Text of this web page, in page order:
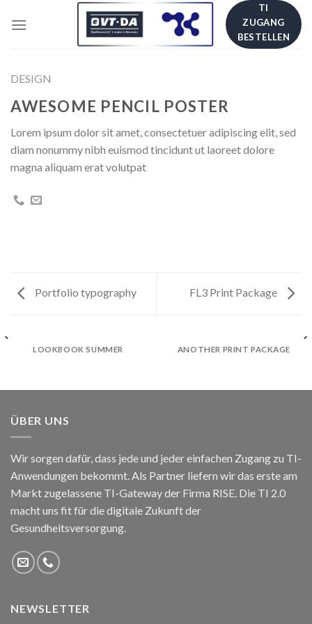
TI
ZUGANG
BESTELLEN
DESIGN
AWESOME PENCIL POSTER
Lorem ipsum dolor sit amet, consectetuer adipiscing elit, sed
diam nonummy nibh euismod tincidunt ut laoreet dolore
magna aliquam erat volutpat
Portfolio typography FL3 Print Package
LOOKBOOK SUMMER ANOTHER PRINT PACKAGE
ÜBER UNS
Wir sorgen dafür, dass jede und jeder einfachen Zugang zu TI-
Anwendungen bekommt. Als Partner liefern wir das erste am
Markt zugelassene TI-Gateway der Firma RISE. Die TI 2.0
macht uns fit für die digitale Zukunft der
Gesundheitsversorgung.
NEWSLETTER